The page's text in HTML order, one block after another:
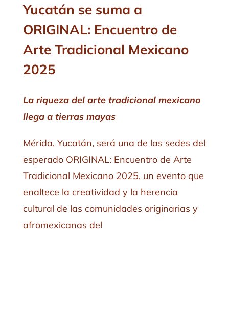
Yucatán se suma a
ORIGINAL: Encuentro de
Arte Tradicional Mexicano
2025
La riqueza del arte tradicional mexicano
llega a tierras mayas
Mérida, Yucatán, será una de las sedes del
esperado ORIGINAL: Encuentro de Arte
Tradicional Mexicano 2025, un evento que
enaltece la creatividad y la herencia
cultural de las comunidades originarias y
afromexicanas del